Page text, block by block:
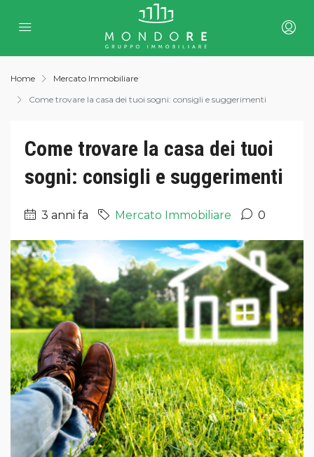
Home
Mercato Immobiliare
Come trovare la casa dei tuoi sogni: consigli e suggerimenti
Come trovare la casa dei tuoi
sogni: consigli e suggerimenti
3 anni fa Mercato Immobiliare 0